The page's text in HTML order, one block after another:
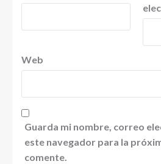
Web
Guarda mi nombre, correo
este navegador para la
comente.